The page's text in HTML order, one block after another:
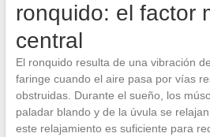
ronquido: el factor
central
El ronquido resulta de una vibración
faringe cuando el aire pasa por vías
obstruidas. Durante el sueño, los
paladar blando y de la úvula se
este relajamiento es suficiente para